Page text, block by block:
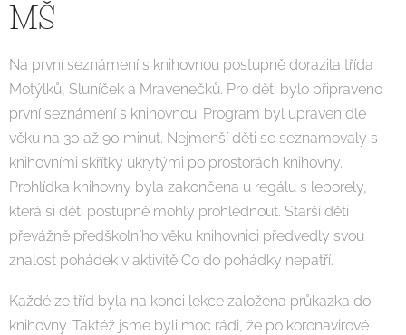
MŠ
Na první seznámení s knihovnou postupně dorazila třída
Motýlků, Sluníček a Mravenečků. Pro děti bylo připraveno
první seznámení s knihovnou. Program byl upraven dle
věku na 30 až 90 minut. Nejmenší děti se seznamovaly s
knihovními skřítky ukrytými po prostorách knihovny.
Prohlídka knihovny byla zakončena u regálu s leporely,
která si děti postupně mohly prohlédnout. Starší děti
převážně předškolního věku knihovnici předvedly svou
znalost pohádek v aktivitě Co do pohádky nepatří.
Každé ze tříd byla na konci lekce založena průkazka do
knihovny. Taktéž jsme byli moc rádi, že po koronavirové